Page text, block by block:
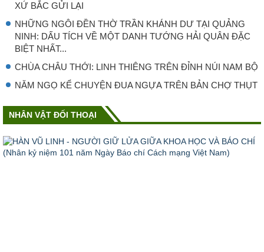
XỨ BẮC GỬI LẠI
NHỮNG NGÔI ĐỀN THỜ TRẦN KHÁNH DƯ TẠI QUẢNG
NINH: DẤU TÍCH VỀ MỘT DANH TƯỚNG HẢI QUÂN ĐẶC
BIỆT NHẤT...
CHÙA CHÂU THỚI: LINH THIÊNG TRÊN ĐỈNH NÚI NAM BỘ
NĂM NGỌ KỂ CHUYỆN ĐUA NGỰA TRÊN BẢN CHỢ THỤT
NHÂN VẬT ĐỐI THOẠI